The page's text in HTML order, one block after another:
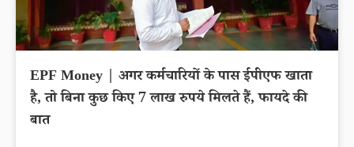
EPF Money | अगर कर्मचारियों के पास ईपीएफ खाता
है, तो बिना कुछ किए 7 लाख रुपये मिलते हैं, फायदे की
बात